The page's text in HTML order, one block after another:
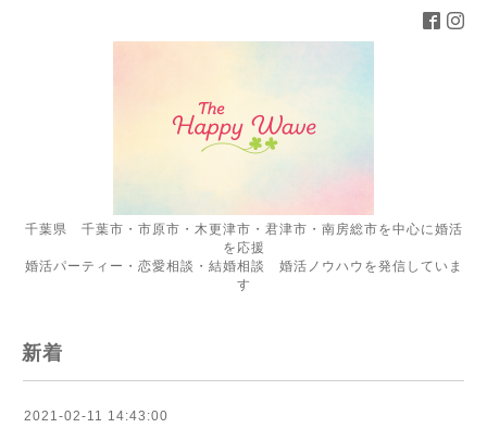
千葉県 千葉市・市原市・木更津市・君津市・南房総市を中心に婚活
を応援
婚活パーティー・恋愛相談・結婚相談 婚活ノウハウを発信していま
す
新着
2021-02-11 14:43:00